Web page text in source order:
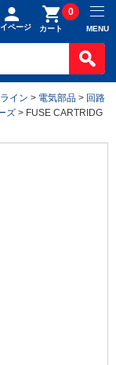
ページ カート
0
MENU
イン > 電気部品 > 回路
ズ > FUSE CARTRIDG